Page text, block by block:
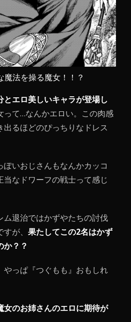
魔法を操る魔女！！？
とエロ美しいキャラが登場し
って…なんかエロい。この肉感
出るほどのぴっちりなドレス
ぽいおじさんもなんかカッコ
当なドワーフの戦士って感じ
ム退治ではかずやたちの討伐
すが、果たしてこの2名はかず
か？？
やっぱ『つぐもも』おもしれ
女のお姉さんのエロに期待が